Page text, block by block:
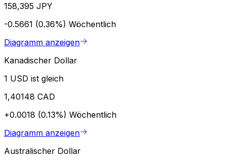
158,395 JPY
-0.5661 (0.36%) Wöchentlich
Diagramm anzeigen
Kanadischer Dollar
1 USD ist gleich
1,40148 CAD
+0.0018 (0.13%) Wöchentlich
Diagramm anzeigen
Australischer Dollar